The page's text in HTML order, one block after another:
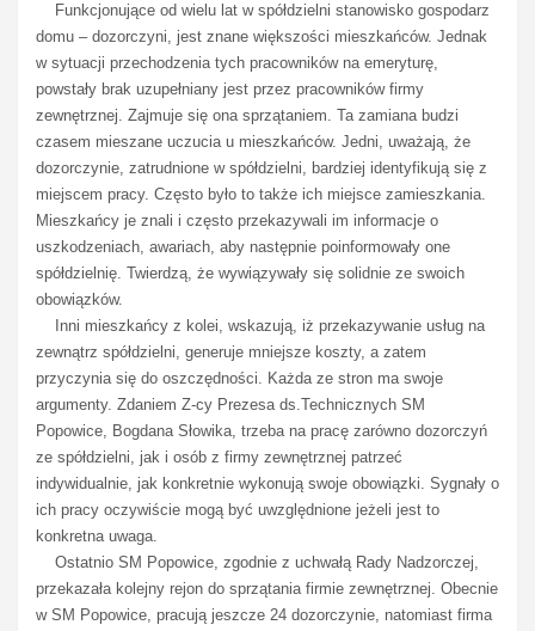
Funkcjonujące od wielu lat w spółdzielni stanowisko gospodarz
domu – dozorczyni, jest znane większości mieszkańców. Jednak
w sytuacji przechodzenia tych pracowników na emeryturę,
powstały brak uzupełniany jest przez pracowników firmy
zewnętrznej. Zajmuje się ona sprzątaniem. Ta zamiana budzi
czasem mieszane uczucia u mieszkańców. Jedni, uważają, że
dozorczynie, zatrudnione w spółdzielni, bardziej identyfikują się z
miejscem pracy. Często było to także ich miejsce zamieszkania.
Mieszkańcy je znali i często przekazywali im informacje o
uszkodzeniach, awariach, aby następnie poinformowały one
spółdzielnię. Twierdzą, że wywiązywały się solidnie ze swoich
obowiązków.
Inni mieszkańcy z kolei, wskazują, iż przekazywanie usług na
zewnątrz spółdzielni, generuje mniejsze koszty, a zatem
przyczynia się do oszczędności. Każda ze stron ma swoje
argumenty. Zdaniem Z-cy Prezesa ds.Technicznych SM
Popowice, Bogdana Słowika, trzeba na pracę zarówno dozorczyń
ze spółdzielni, jak i osób z firmy zewnętrznej patrzeć
indywidualnie, jak konkretnie wykonują swoje obowiązki. Sygnały o
ich pracy oczywiście mogą być uwzględnione jeżeli jest to
konkretna uwaga.
Ostatnio SM Popowice, zgodnie z uchwałą Rady Nadzorczej,
przekazała kolejny rejon do sprzątania firmie zewnętrznej. Obecnie
w SM Popowice, pracują jeszcze 24 dozorczynie, natomiast firma